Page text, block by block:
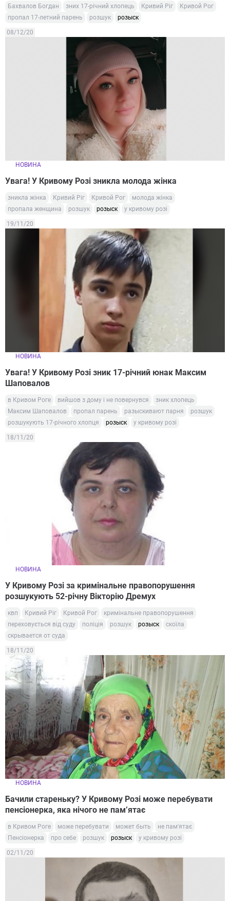
Бахвалов Богдан зних 17-річний хлопець Кривий Ріг
Кривой Рог
пропал 17-летний парень
розшук розыск
08/12/20
НОВИНА
Увага! У Кривому Розі зникла молода жінка
зникла жінка Кривий Ріг Кривой Рог
молода жінка
пропала женщина
розшук розыск у кривому розі
19/11/20
НОВИНА
Увага! У Кривому Розі зник 17-річний юнак Максим
Шаповалов
в Кривом Роге вийшов з дому і не повернувся
зник хлопець
Максим Шаповалов
пропал парень разыскивают парня
розшук
розшукують 17-річного хлопця
розыск у кривому розі
18/11/20
НОВИНА
У Кривому Розі за кримінальне правопорушення
розшукують 52-річну Вікторію Дремух
квп Кривий Ріг Кривой Рог
кримінальне правопорушення
переховується від суду
поліція розшук розыск
скоїла
скрывается от суда
18/11/20
НОВИНА
Бачили стареньку? У Кривому Розі може перебувати
пенсіонерка, яка нічого не пам’ятає
в Кривом Роге може перебувати может быть
не пам'ятає
Пенсіонерка
про себе розшук розыск у кривому розі
02/11/20